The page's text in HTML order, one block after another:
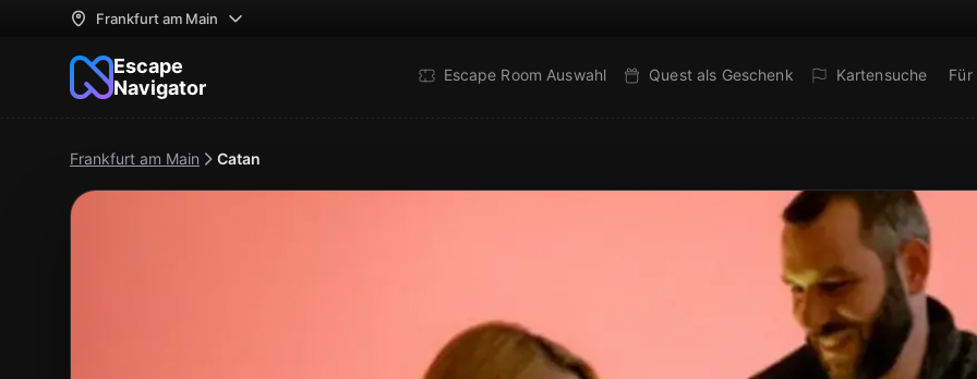
Frankfurt am Main
Escape
Navigator
Escape Room Auswahl Quest als Geschenk Kartensuche Für
Frankfurt am Main Catan